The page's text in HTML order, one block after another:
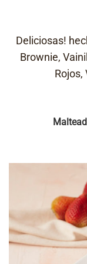
Deliciosas!
Brownie,